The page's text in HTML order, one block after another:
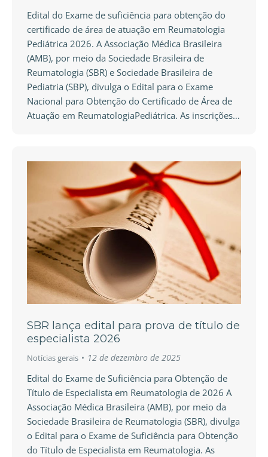
Edital do Exame de suficiência para obtenção do
certificado de área de atuação em Reumatologia
Pediátrica 2026. A Associação Médica Brasileira
(AMB), por meio da Sociedade Brasileira de
Reumatologia (SBR) e Sociedade Brasileira de
Pediatria (SBP), divulga o Edital para o Exame
Nacional para Obtenção do Certificado de Área de
Atuação em ReumatologiaPediátrica. As inscrições…
SBR lança edital para prova de título de
especialista 2026
Notícias gerais 12 de dezembro de 2025
Edital do Exame de Suficiência para Obtenção de
Título de Especialista em Reumatologia de 2026 A
Associação Médica Brasileira (AMB), por meio da
Sociedade Brasileira de Reumatologia (SBR), divulga
o Edital para o Exame de Suficiência para Obtenção
do Título de Especialista em Reumatologia. As